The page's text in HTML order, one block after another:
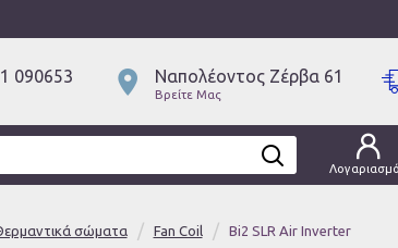
090653 Ναπολέοντος Ζέρβα 61
Βρείτε Μας
σώματα Fan Coil Bi2 SLR Air Inverter